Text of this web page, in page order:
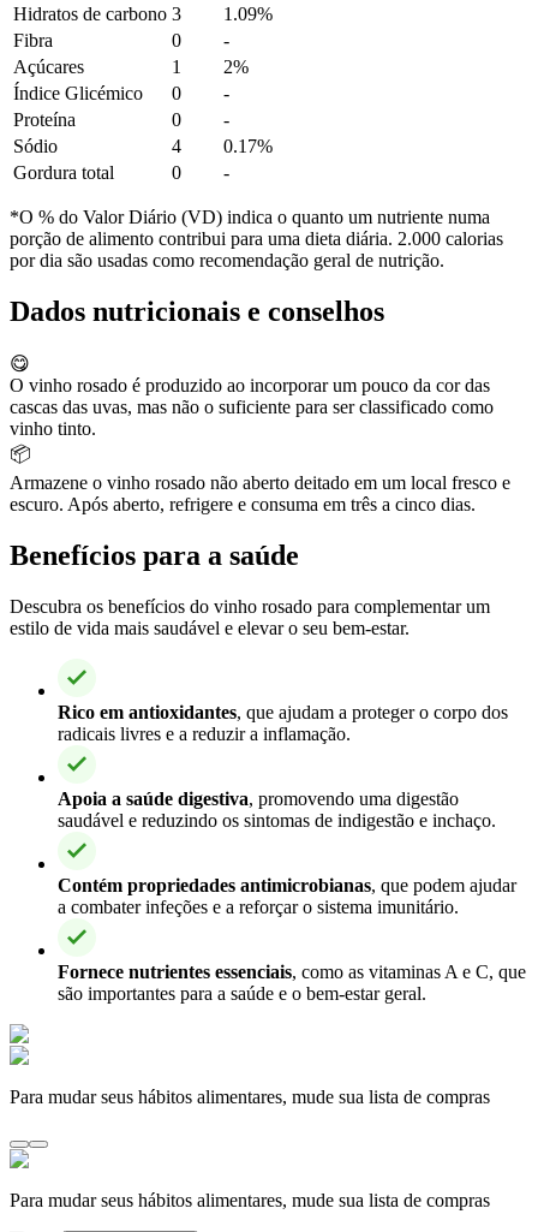
Hidratos de carbono 3
1.09%
Fibra
0
-
Açúcares
1
2%
Índice Glicémico
0
-
Proteína
0
-
Sódio
4
0.17%
Gordura total
0 -
*O % do Valor Diário (VD) indica o quanto um nutriente numa
porção de alimento contribui para uma dieta diária. 2.000 calorias
por dia são usadas como recomendação geral de nutrição.
Dados nutricionais e conselhos
😋
O vinho rosado é produzido ao incorporar um pouco da cor das
cascas das uvas, mas não o suficiente para ser classificado como
vinho tinto.
📦
Armazene o vinho rosado não aberto deitado em um local fresco e
escuro. Após aberto, refrigere e consuma em três a cinco dias.
Benefícios para a saúde
Descubra os benefícios do vinho rosado para complementar um
estilo de vida mais saudável e elevar o seu bem-estar.
Rico em antioxidantes, que ajudam a proteger o corpo dos
radicais livres e a reduzir a inflamação.
Apoia a saúde digestiva, promovendo uma digestão
saudável e reduzindo os sintomas de indigestão e inchaço.
Contém propriedades antimicrobianas, que podem ajudar
a combater infeções e a reforçar o sistema imunitário.
Fornece nutrientes essenciais, como as vitaminas A e C, que
são importantes para a saúde e o bem-estar geral.
Para mudar seus hábitos alimentares, mude sua lista de compras
Para mudar seus hábitos alimentares, mude sua lista de compras